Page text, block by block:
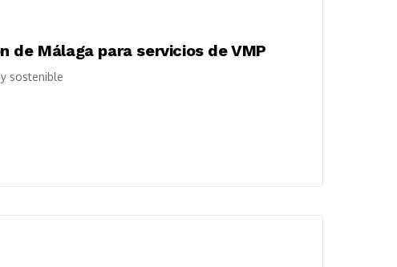
de Málaga para servicios de VMP
sostenible